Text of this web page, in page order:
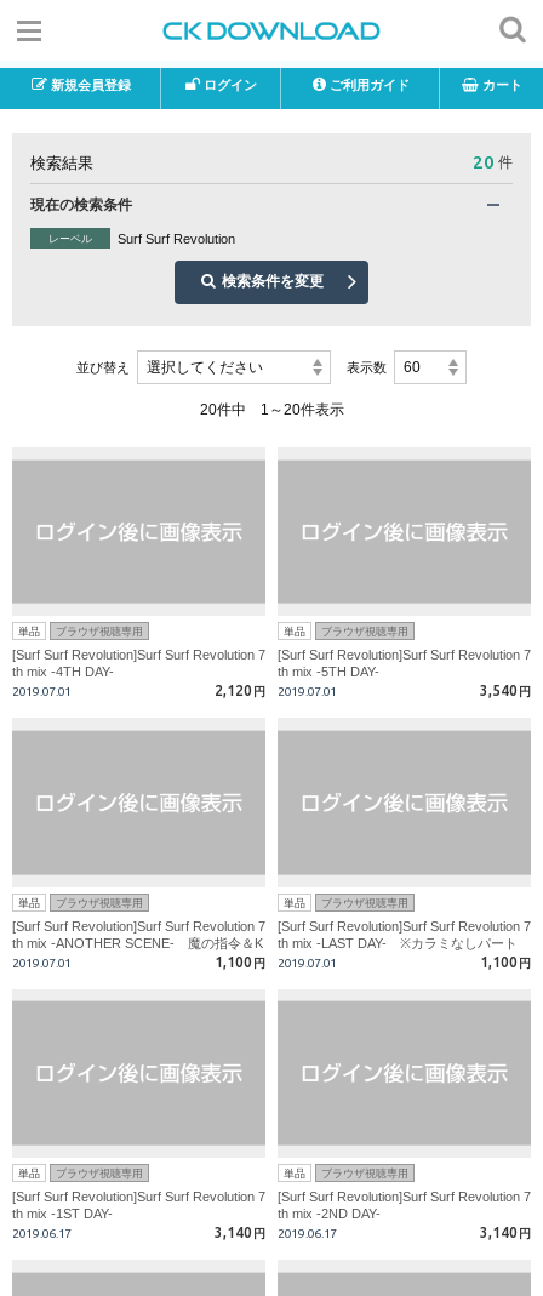
新規会員登録 ログイン ご利用ガイド カート
検索結果 20 件
現在の検索条件
レーベル Surf Surf Revolution
検索条件を変更
並び替え 選択してください 表示数 60
20件中 1～20件表示
単品 ブラウザ視聴専用
[Surf Surf Revolution]Surf Surf Revolution 7
th mix -4TH DAY-
2019.07.01 2,120 円
単品 ブラウザ視聴専用
[Surf Surf Revolution]Surf Surf Revolution 7
th mix -5TH DAY-
2019.07.01 3,540 円
単品 ブラウザ視聴専用
[Surf Surf Revolution]Surf Surf Revolution 7
th mix -ANOTHER SCENE- 魔の指令＆K
ENTA'S MEMORY
2019.07.01 1,100 円
単品 ブラウザ視聴専用
[Surf Surf Revolution]Surf Surf Revolution 7
th mix -LAST DAY- ※カラミなしパート
2019.07.01 1,100 円
単品 ブラウザ視聴専用
[Surf Surf Revolution]Surf Surf Revolution 7
th mix -1ST DAY-
2019.06.17 3,140 円
単品 ブラウザ視聴専用
[Surf Surf Revolution]Surf Surf Revolution 7
th mix -2ND DAY-
2019.06.17 3,140 円